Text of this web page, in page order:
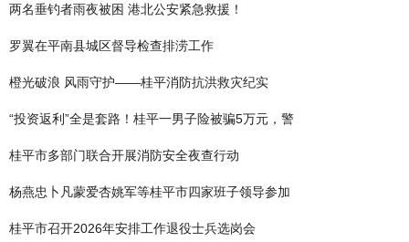
两名垂钓者雨夜被困 港北公安紧急救援！
罗翼在平南县城区督导检查排涝工作
橙光破浪 风雨守护——桂平消防抗洪救灾纪实
“投资返利”全是套路！桂平一男子险被骗5万元，警
桂平市多部门联合开展消防安全夜查行动
杨燕忠卜凡蒙爱杏姚军等桂平市四家班子领导参加
桂平市召开2026年安排工作退役士兵选岗会